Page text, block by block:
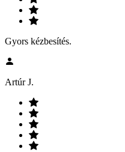
Gyors kézbesítés.
Artúr J.